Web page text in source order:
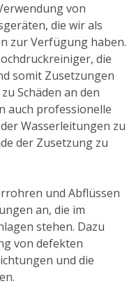
von
die wir als
zur Verfügung haben.
die
somit Zusetzungen
Schäden an den
auch professionelle
Wasserleitungen zu
der Zusetzung zu
und Abflüssen
an, die im
stehen. Dazu
von defekten
und die